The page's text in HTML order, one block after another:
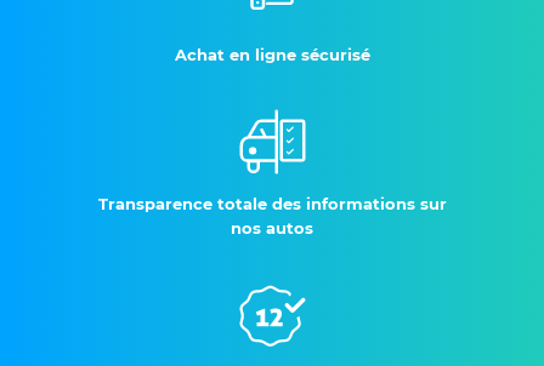
Achat en ligne sécurisé
Transparence totale des informations sur
nos autos